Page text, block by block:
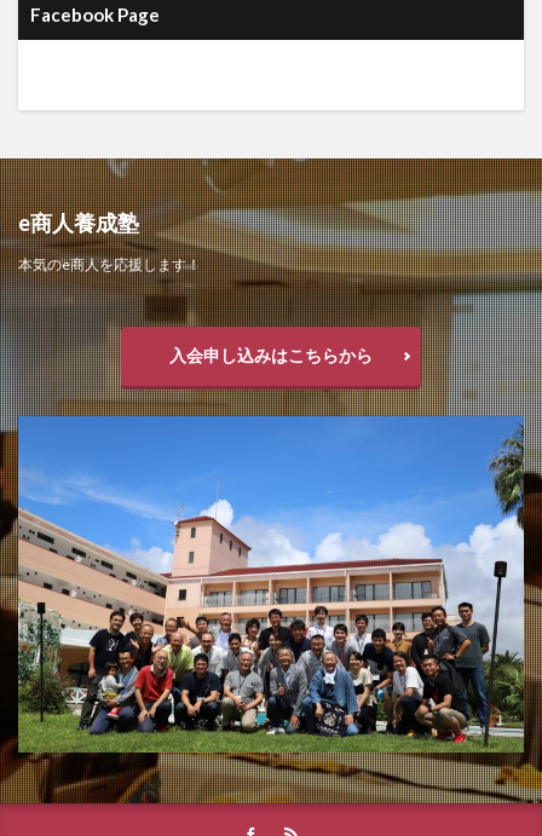
Facebook Page
e商人養成塾
本気のe商人を応援します！
入会申し込みはこちらから